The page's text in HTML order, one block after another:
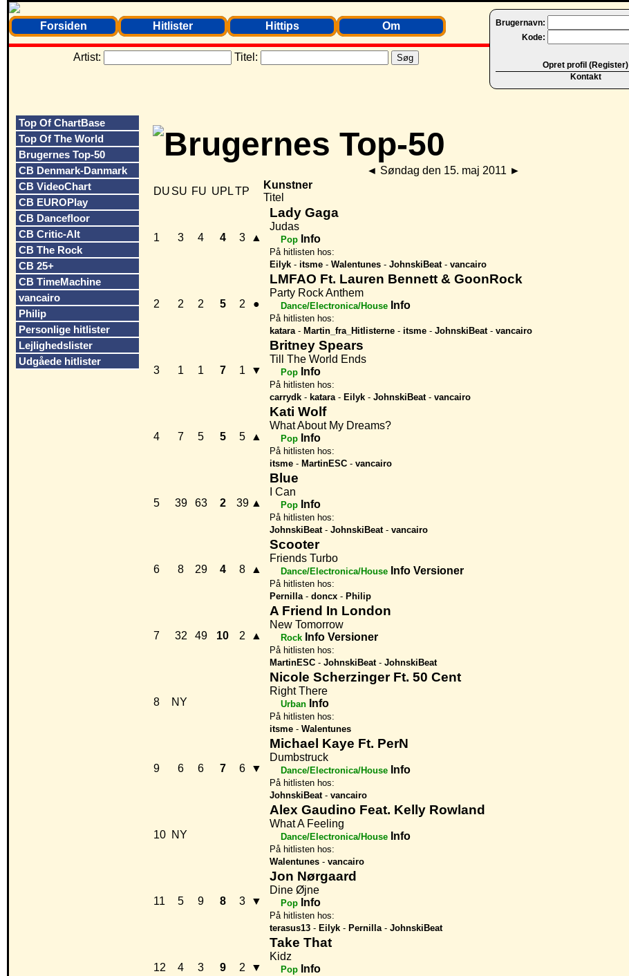
Brugernavn:
Kode:
Opret profil (Register)
Kontakt
Forsiden Hitlister Hittips Om
Artist: Titel:
Top Of ChartBase
Top Of The World
Brugernes Top-50
CB Denmark-Danmark
CB VideoChart
CB EUROPlay
CB Dancefloor
CB Critic-Alt
CB The Rock
CB 25+
CB TimeMachine
vancairo
Philip
Personlige hitlister
Lejlighedslister
Udgåede hitlister
◄ Søndag den 15. maj 2011 ►
DU SU FU UPLTP
Kunstner
Titel
1 3 4 4 3 ▲
Lady Gaga
Judas
Pop Info
På hitlisten hos:
Eilyk - itsme - Walentunes - JohnskiBeat- vancairo
2 2 2 5 2 ●
LMFAO Ft. Lauren Bennett & GoonRock
Party Rock Anthem
Dance/Electronica/House Info
På hitlisten hos:
katara- Martin_fra_Hitlisterne - itsme - JohnskiBeat- vancairo
3 1 1 7 1 ▼
Britney Spears
Till The World Ends
Pop Info
På hitlisten hos:
carrydk - katara- Eilyk - JohnskiBeat- vancairo
4 7 5 5 5 ▲
Kati Wolf
What About My Dreams?
Pop Info
På hitlisten hos:
itsme - MartinESC - vancairo
5 39 63 2 39 ▲
Blue
I Can
Pop Info
På hitlisten hos:
JohnskiBeat- JohnskiBeat- vancairo
6 8 29 4 8 ▲
Scooter
Friends Turbo
Dance/Electronica/House Info Versioner
På hitlisten hos:
Pernilla- doncx - Philip
7 32 49 10 2 ▲
A Friend In London
New Tomorrow
Rock Info Versioner
På hitlisten hos:
MartinESC - JohnskiBeat- JohnskiBeat
8 NY
Nicole Scherzinger Ft. 50 Cent
Right There
Urban Info
På hitlisten hos:
itsme - Walentunes
9 6 6 7 6 ▼
Michael Kaye Ft. PerN
Dumbstruck
Dance/Electronica/House Info
På hitlisten hos:
JohnskiBeat- vancairo
10 NY
Alex Gaudino Feat. Kelly Rowland
What A Feeling
Dance/Electronica/House Info
På hitlisten hos:
Walentunes - vancairo
11 5 9 8 3 ▼
Jon Nørgaard
Dine Øjne
Pop Info
På hitlisten hos:
terasus13 - Eilyk - Pernilla- JohnskiBeat
12 4 3 9 2 ▼
Take That
Kidz
Pop Info